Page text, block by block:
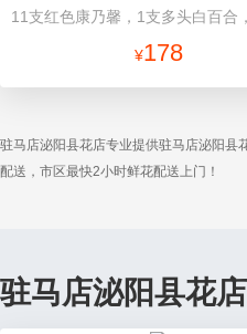
¥178
驻马店泌阳县花店专业提供驻马店泌阳县
配送，市区最快2小时鲜花配送上门！
驻马店泌阳县花